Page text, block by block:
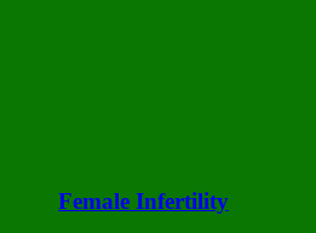
Female Infertility